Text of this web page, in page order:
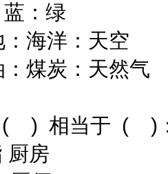
：绿
海洋：天空
煤炭：天然气
) 相当于 ( )
房